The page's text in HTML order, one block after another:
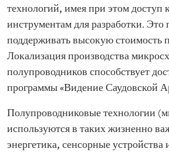
технологий, имея при этом доступ
инструментам для разработки. Это
поддерживать высокую стоимость
Локализация производства
полупроводников способствует
программы «Видение Саудовской
Полупроводниковые технологии
используются в таких жизненно
энергетика, сенсорные